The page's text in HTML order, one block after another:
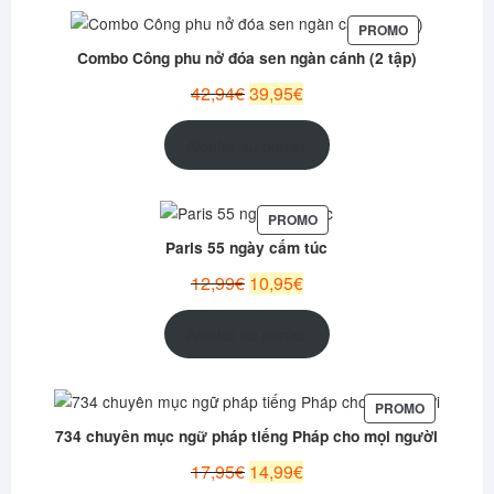
PROMOPRODUIT
EN
PROMOTION
Combo Công phu nở đóa sen ngàn cánh (2 tập)
42,94€ Le
prix
39,95€Le
prix
actuel
est :
PROMOPRODUIT
EN
PROMOTION
Paris 55 ngày cấm túc
12,99€ Le
10,95€Le
actuel
est :
PROMOPRODUIT
EN
734 chuyên mục ngữ pháp tiếng Pháp cho mọi người
17,95€ Le
14,99€Le